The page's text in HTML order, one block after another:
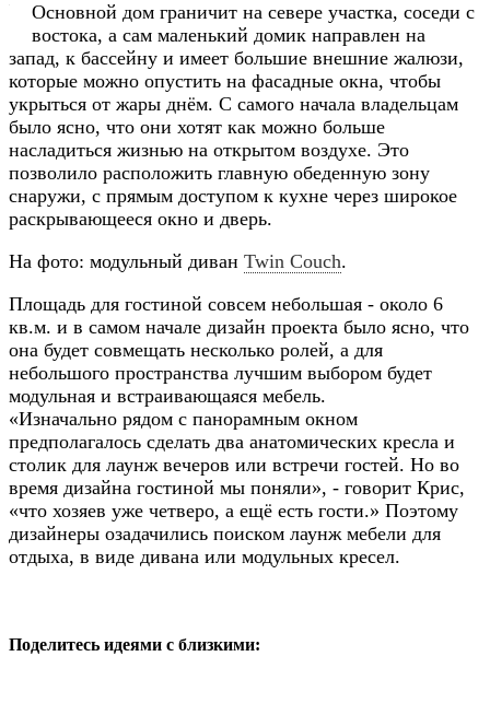
Основной дом граничит на севере участка, соседи с
востока, а сам маленький домик направлен на
запад, к бассейну и имеет большие внешние жалюзи,
которые можно опустить на фасадные окна, чтобы
укрыться от жары днём. С самого начала владельцам
было ясно, что они хотят как можно больше
насладиться жизнью на открытом воздухе. Это
позволило расположить главную обеденную зону
снаружи, с прямым доступом к кухне через широкое
раскрывающееся окно и дверь.
На фото: модульный диван Twin Couch.
Площадь для гостиной совсем небольшая - около 6
кв.м. и в самом начале дизайн проекта было ясно, что
она будет совмещать несколько ролей, а для
небольшого пространства лучшим выбором будет
модульная и встраивающаяся мебель.
«Изначально рядом с панорамным окном
предполагалось сделать два анатомических кресла и
столик для лаунж вечеров или встречи гостей. Но во
время дизайна гостиной мы поняли», - говорит Крис,
«что хозяев уже четверо, а ещё есть гости.» Поэтому
дизайнеры озадачились поиском лаунж мебели для
отдыха, в виде дивана или модульных кресел.
Поделитесь идеями с близкими: